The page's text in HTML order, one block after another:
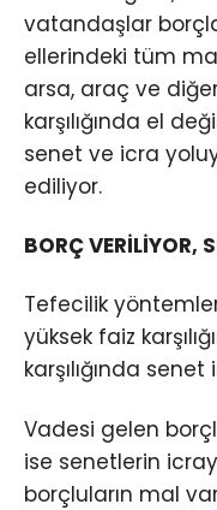
vatandaşlar
ellerindeki tüm mal
arsa, araç ve
karşılığında el
senet ve icra
ediliyor.
BORÇ VERİLİYOR,
Tefecilik
yüksek faiz
karşılığında
Vadesi gelen
ise senetlerin
borçluların mal